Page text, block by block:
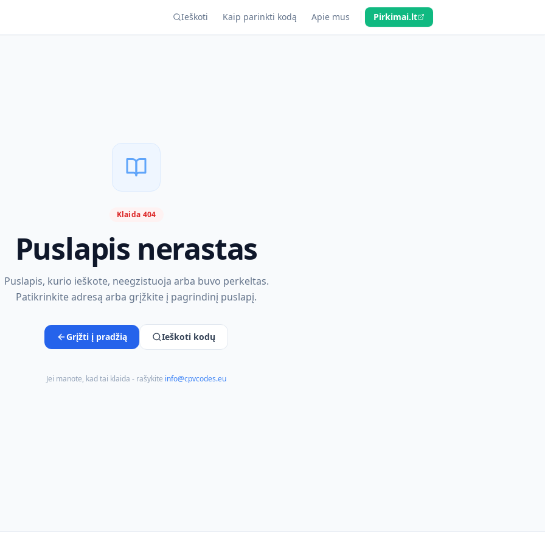
Ieškoti Kaip parinkti kodą Apie mus Pirkimai.lt
Klaida 404
Puslapis nerastas
Puslapis, kurio ieškote, neegzistuoja arba buvo perkeltas.
Patikrinkite adresą arba grįžkite į pagrindinį puslapį.
Grįžti į pradžią Ieškoti kodų
Jei manote, kad tai klaida - rašykite info@cpvcodes.eu